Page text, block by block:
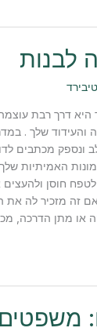
לבנות
דרך רבת
שלך .
מכתבים
האמיתיות
חוסן ולהעצים
אם זה מזכיר לה
או מתן הדרכה,